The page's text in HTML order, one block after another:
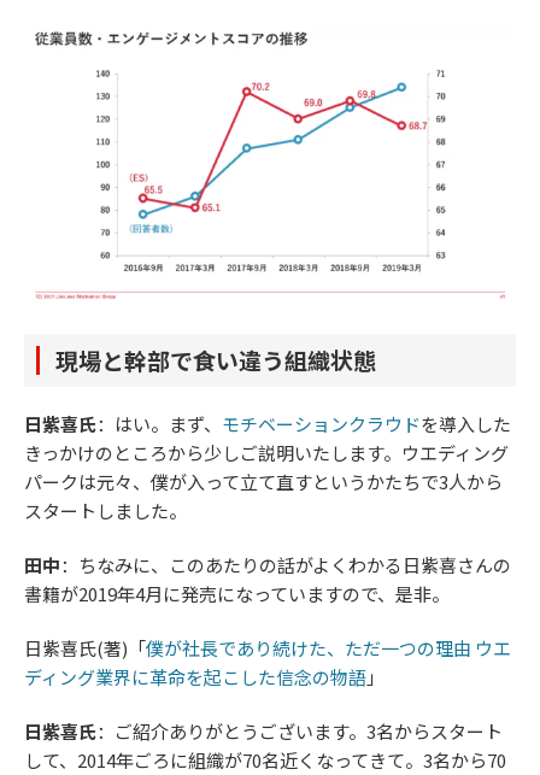
現場と幹部で食い違う組織状態
日紫喜氏：はい。まず、 モチベーションクラウドを導入した
きっかけのところから少しご説明いたします。ウエディング
パークは元々、僕が入って立て直すというかたちで3人から
スタートしました。
田中：ちなみに、このあたりの話がよくわかる日紫喜さんの
書籍が2019年4月に発売になっていますので、是非。
日紫喜氏(著)「僕が社長であり続けた、ただ一つの理由 ウエ
ディング業界に革命を起こした信念の物語」
日紫喜氏：ご紹介ありがとうございます。3名からスタート
して、2014年ごろに組織が70名近くなってきて。3名から70